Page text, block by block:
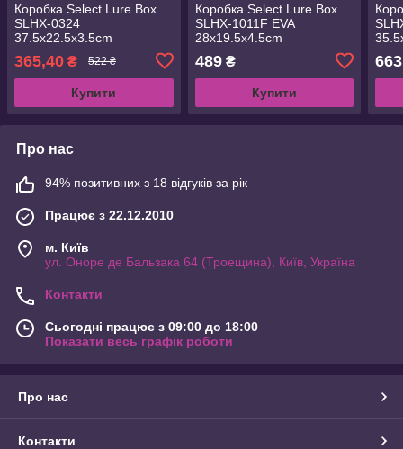
Коробка Select Lure Box
SLHX-0324
37.5х22.5х3.5cm
365,40 ₴ 522 ₴
Купити
Коробка Select Lure Box
SLHX-1011F EVA
28х19.5х4.5cm
489₴
Купити
663
Про нас
94% позитивних з 18 відгуків за рік
Працює з 22.12.2010
м. Київ
ул. Оноре де Бальзака 64 (Троещина), Київ, Україна
Контакти
Сьогодні працює з 09:00 до 18:00
Показати весь графік роботи
Про нас
Контакти